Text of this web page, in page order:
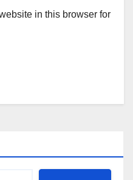
in this browser for